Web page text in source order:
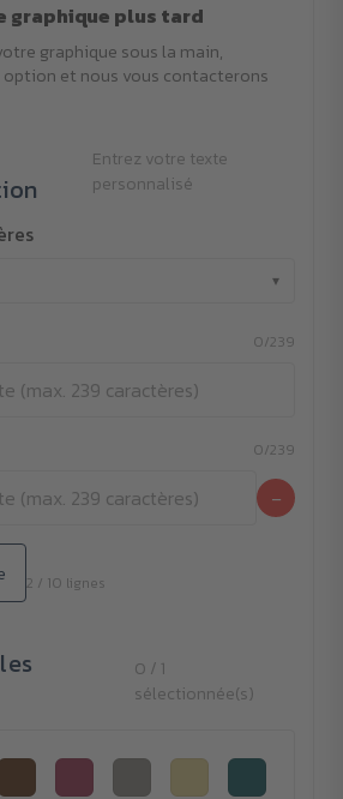
graphique plus tard
graphique sous la main,
et nous vous contacterons
Entrez votre texte
personnalisé
▾
0/239
0/239
−
2 / 10 lignes
0 / 1
sélectionnée(s)